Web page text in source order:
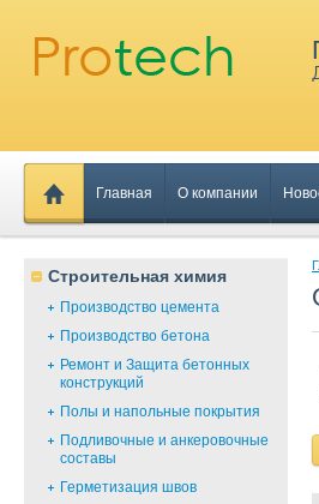
Главная О компании
Строительная химия
Производство цемента
Производство бетона
Ремонт и Защита бетонных
конструкций
Полы и напольные покрытия
Подливочные и анкеровочные
составы
Герметизация швов